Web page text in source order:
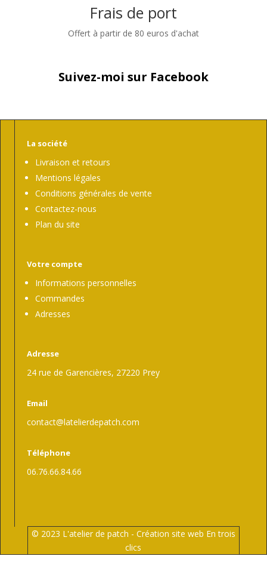
Frais de port
Offert à partir de 80 euros d'achat
Suivez-moi sur Facebook
La société
Livraison et retours
Mentions légales
Conditions générales de vente
Contactez-nous
Plan du site
Votre compte
Informations personnelles
Commandes
Adresses
Adresse
24 rue de Garencières, 27220 Prey
Email
contact@latelierdepatch.com
Téléphone
06.76.66.84.66
© 2023 L'atelier de patch - Création site web En trois
clics